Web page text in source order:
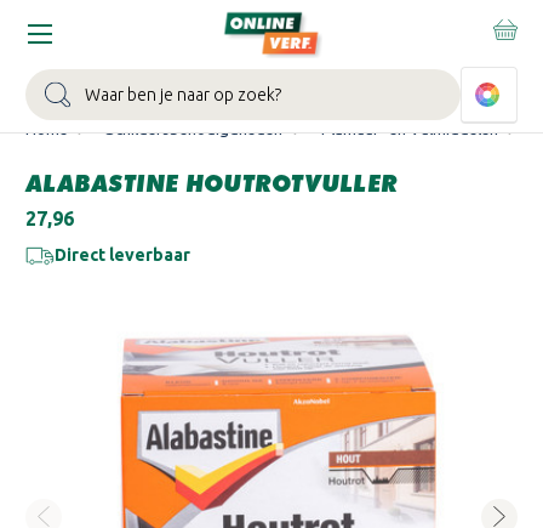
Zoeken
WIN EEN BALLONVAART:Bij besteding vanaf €100,- aan Sikkens
muurverf en/of lak.
Bekijk actie >
Home Schildersbenodigdheden Plamuur- en Vulmiddelen
ALABASTINE HOUTROTVULLER
€27,96
Direct leverbaar